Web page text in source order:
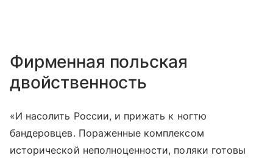
Фирменная польская
двойственность
«И насолить России, и прижать к ногтю
бандеровцев. Пораженные комплексом
исторической неполноценности, поляки готовы